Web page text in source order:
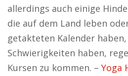
allerdings auch einige
die auf dem Land leben
getakteten Kalender
Schwierigkeiten haben,
Kursen zu kommen. – Yoga